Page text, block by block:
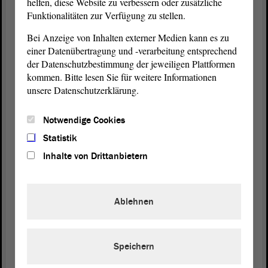
Kindergrundsicherung verständigt hat, und auch zu
einer Frage führen, die wir in unserem
Koalitionsvertraghaben, nämlich nach der
elternunabhängigen Förderung. Das ist ein
besonders wichtiges politisches Thema. Ich freue
mich auf die Diskussionen mit Ihnen.
Studentenwerksgesetzes. Genau diese hat Ihnen die
Landesregierung
Funktionalitäten zur Verfügung zu stellen.
Bei Anzeige von Inhalten externer Medien kann es zu
einer Datenübertragung und -verarbeitung entsprechend
der Datenschutzbestimmung der jeweiligen Plattformen
kommen. Bitte lesen Sie für weitere Informationen
unsere Datenschutzerklärung.
Notwendige Cookies
Statistik
Inhalte von Drittanbietern
Ablehnen
Speichern